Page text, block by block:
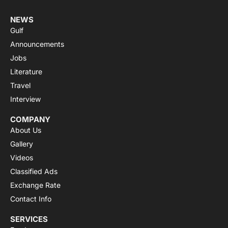
NEWS
Gulf
Announcements
Jobs
Literature
Travel
Interview
COMPANY
About Us
Gallery
Videos
Classified Ads
Exchange Rate
Contact Info
SERVICES